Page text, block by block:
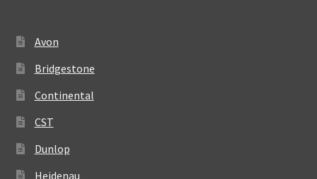
Avon
Bridgestone
Continental
CST
Dunlop
Heidenau